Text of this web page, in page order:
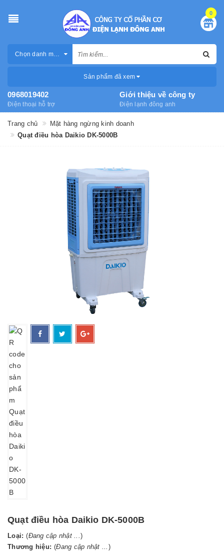
0
Chọn danh mục
Sản phẩm đã xem
0968019402
Điện thoại hỗ trợ
Giới thiệu về công ty
Điện lạnh đông anh
Trang chủ
Mặt hàng ngừng kinh doanh
Quạt điều hòa Daikio DK-5000B
Quạt điều hòa Daikio DK-5000B
Loại: (Đang cập nhật ... )
Thương hiệu: (Đang cập nhật ... )